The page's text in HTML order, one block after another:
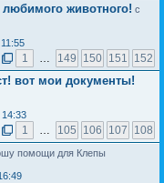
животного! с
1 … 149 150 151 152
вот мои документы!
1 … 105 106 107 108
помощи для Клепы